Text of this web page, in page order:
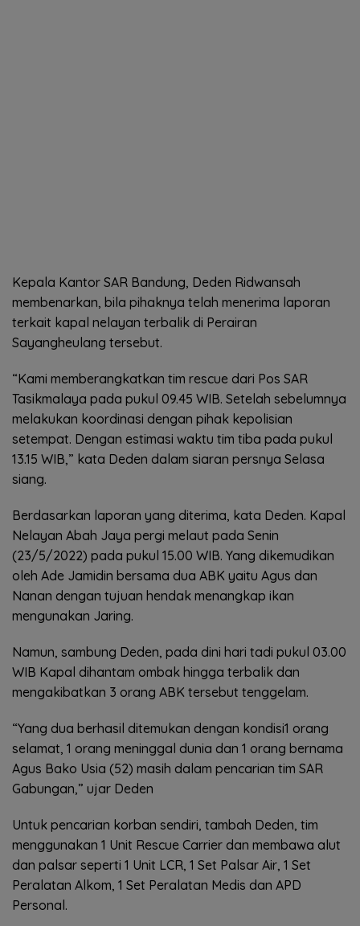
Kepala Kantor SAR Bandung, Deden Ridwansah
membenarkan, bila pihaknya telah menerima laporan
terkait kapal nelayan terbalik di Perairan
Sayangheulang tersebut.
“Kami memberangkatkan tim rescue dari Pos SAR
Tasikmalaya pada pukul 09.45 WIB. Setelah sebelumnya
melakukan koordinasi dengan pihak kepolisian
setempat. Dengan estimasi waktu tim tiba pada pukul
13.15 WIB,” kata Deden dalam siaran persnya Selasa
siang.
Berdasarkan laporan yang diterima, kata Deden. Kapal
Nelayan Abah Jaya pergi melaut pada Senin
(23/5/2022) pada pukul 15.00 WIB. Yang dikemudikan
oleh Ade Jamidin bersama dua ABK yaitu Agus dan
Nanan dengan tujuan hendak menangkap ikan
mengunakan Jaring.
Namun, sambung Deden, pada dini hari tadi pukul 03.00
WIB Kapal dihantam ombak hingga terbalik dan
mengakibatkan 3 orang ABK tersebut tenggelam.
“Yang dua berhasil ditemukan dengan kondisi1 orang
selamat, 1 orang meninggal dunia dan 1 orang bernama
Agus Bako Usia (52) masih dalam pencarian tim SAR
Gabungan,” ujar Deden
Untuk pencarian korban sendiri, tambah Deden, tim
menggunakan 1 Unit Rescue Carrier dan membawa alut
dan palsar seperti 1 Unit LCR, 1 Set Palsar Air, 1 Set
Peralatan Alkom, 1 Set Peralatan Medis dan APD
Personal.